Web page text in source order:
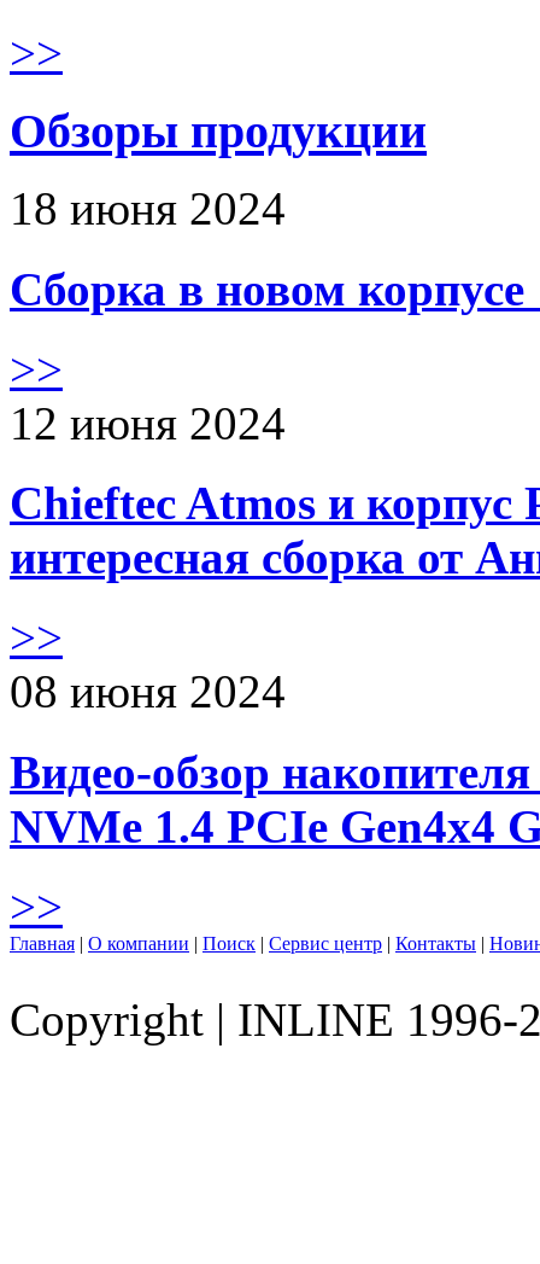
>>
Обзоры продукции
18 июня 2024
Сборка в новом
>>
12 июня 2024
Chieftec Atmos и корпус
интересная сборка от
>>
08 июня 2024
Видео-обзор
NVMe 1.4 PCIe Gen4х4
>>
Главная | О компании | Поиск | Сервис центр | Контакты |
Copyright | INLINE 1996-